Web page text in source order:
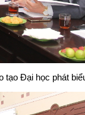
tạo Đại học phát